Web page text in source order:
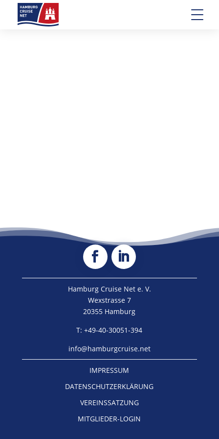
Hamburg Cruise Net e. V.
Wexstrasse 7
20355 Hamburg
T: +49-40-30051-394
info@hamburgcruise.net
IMPRESSUM
DATENSCHUTZERKLÄRUNG
VEREINSSATZUNG
MITGLIEDER-LOGIN